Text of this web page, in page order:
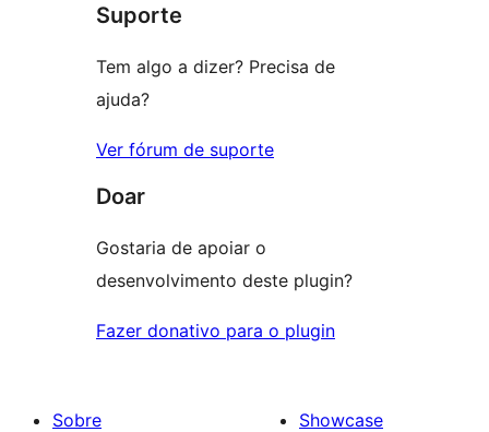
review
Suporte
Tem algo a dizer? Precisa de
ajuda?
Ver fórum de suporte
Doar
Gostaria de apoiar o
desenvolvimento deste plugin?
Fazer donativo para o plugin
Sobre
Showcase